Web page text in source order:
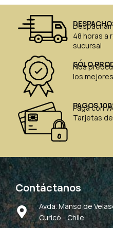
48 horas a
sucursal
SÓLO
Nos
los
PAGOS
Paga con
Tarjetas
Contáctanos
Avda. Manso de
Curicó - Chile